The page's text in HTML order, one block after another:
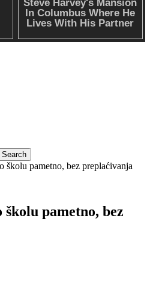
školu pametno, bez preplaćivanja
pametno, bez